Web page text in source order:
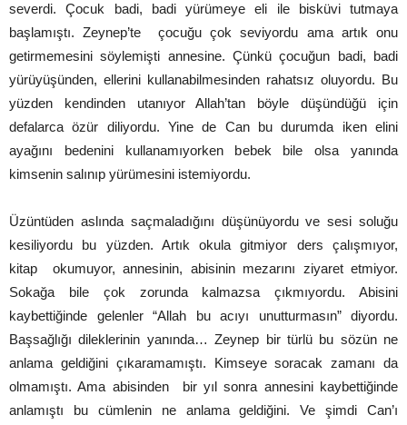
severdi. Çocuk badi, badi yürümeye eli ile bisküvi tutmaya
başlamıştı. Zeynep’te çocuğu çok seviyordu ama artık onu
getirmemesini söylemişti annesine. Çünkü çocuğun badi, badi
yürüyüşünden, ellerini kullanabilmesinden rahatsız oluyordu. Bu
yüzden kendinden utanıyor Allah’tan böyle düşündüğü için
defalarca özür diliyordu. Yine de Can bu durumda iken elini
ayağını bedenini kullanamıyorken bebek bile olsa yanında
kimsenin salınıp yürümesini istemiyordu.
Üzüntüden aslında saçmaladığını düşünüyordu ve sesi soluğu
kesiliyordu bu yüzden. Artık okula gitmiyor ders çalışmıyor,
kitap okumuyor, annesinin, abisinin mezarını ziyaret etmiyor.
Sokağa bile çok zorunda kalmazsa çıkmıyordu. Abisini
kaybettiğinde gelenler “Allah bu acıyı unutturmasın” diyordu.
Başsağlığı dileklerinin yanında… Zeynep bir türlü bu sözün ne
anlama geldiğini çıkaramamıştı. Kimseye soracak zamanı da
olmamıştı. Ama abisinden bir yıl sonra annesini kaybettiğinde
anlamıştı bu cümlenin ne anlama geldiğini. Ve şimdi Can’ı